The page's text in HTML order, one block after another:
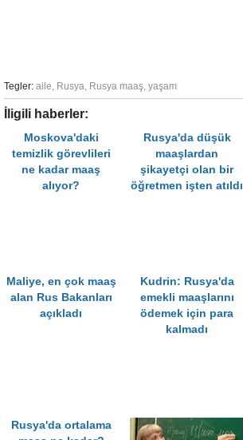
Tegler: aile, Rusya, Rusya maaş, yaşam
İligili haberler:
Moskova'daki
temizlik görevlileri
ne kadar maaş
alıyor?
Rusya'da düşük
maaşlardan
şikayetçi olan bir
öğretmen işten atıldı
Maliye, en çok maaş
alan Rus Bakanları
açıkladı
Kudrin: Rusya'da
emekli maaşlarını
ödemek için para
kalmadı
Rusya'da ortalama